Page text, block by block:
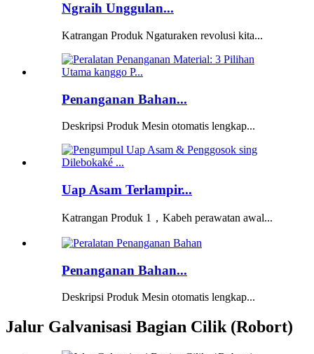
Ngraih Unggulan...
Katrangan Produk Ngaturaken revolusi kita...
Penanganan Bahan...
Deskripsi Produk Mesin otomatis lengkap...
Uap Asam Terlampir...
Katrangan Produk 1，Kabeh perawatan awal...
Penanganan Bahan...
Deskripsi Produk Mesin otomatis lengkap...
Jalur Galvanisasi Bagian Cilik (Robort)